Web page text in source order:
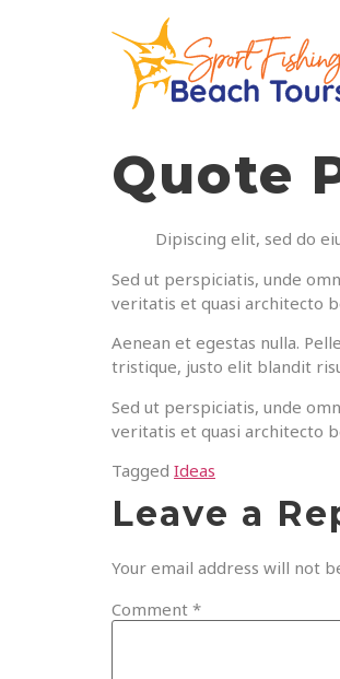
Quote
Dipiscing elit, sed do
Sed ut perspiciatis, unde
veritatis et quasi architecto
Aenean et egestas nulla.
tristique, justo elit blandit
Sed ut perspiciatis, unde
veritatis et quasi architecto
Tagged Ideas
Leave a
Your email address will not
Comment *